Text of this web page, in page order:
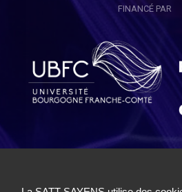
FINANCÉ PAR